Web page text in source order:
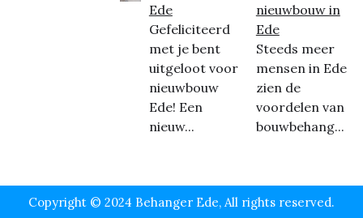
Ede
Gefeliciteerd
met je bent
uitgeloot voor
nieuwbouw
Ede! Een
nieuw...
nieuwbouw in
Ede
Steeds meer
mensen in Ede
zien de
voordelen van
bouwbehang...
Copyright © 2024 Behanger Ede, All rights reserved.